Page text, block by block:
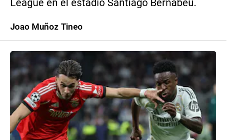
League en el estadio Santiago Bernabéu.
Joao Muñoz Tineo